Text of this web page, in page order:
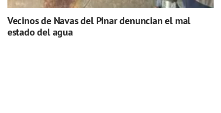
Vecinos de Navas del Pinar denuncian el mal
estado del agua